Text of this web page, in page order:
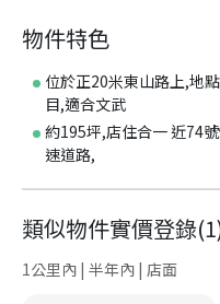
物件特色
位於正20米東山路上,地
目,適合文武
約195坪,店住合一 近74
速道路,
類似物件實價登錄(1
1公里內 | 半年內 | 店面